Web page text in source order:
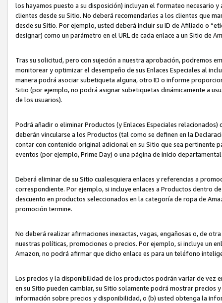
los hayamos puesto a su disposición) incluyan el formateo necesario
clientes desde su Sitio. No deberá recomendarles a los clientes que
desde su Sitio. Por ejemplo, usted deberá incluir su ID de Afiliado o
designar) como un parámetro en el URL de cada enlace a un Sitio de
Tras su solicitud, pero con sujeción a nuestra aprobación, podremos
monitorear y optimizar el desempeño de sus Enlaces Especiales al
manera podrá asociar subetiqueta alguna, otro ID o informe
Sitio (por ejemplo, no podrá asignar subetiquetas dinámicamente a
de los usuarios).
Podrá añadir o eliminar Productos (y Enlaces Especiales
deberán vincularse a los Productos (tal como se definen en la
contar con contenido original adicional en su Sitio que sea pertinente
eventos (por ejemplo, Prime Day) o una página de inicio
Deberá eliminar de su Sitio cualesquiera enlaces y referencias a
correspondiente. Por ejemplo, si incluye enlaces a Productos dentro
descuento en productos seleccionados en la categoría de ropa de
promoción termine.
No deberá realizar afirmaciones inexactas, vagas, engañosas o, de
nuestras políticas, promociones o precios. Por ejemplo, si incluye un
Amazon, no podrá afirmar que dicho enlace es para un teléfono
Los precios y la disponibilidad de los productos podrán variar de vez
en su Sitio pueden cambiar, su Sitio solamente podrá mostrar
información sobre precios y disponibilidad, o (b) usted obtenga la